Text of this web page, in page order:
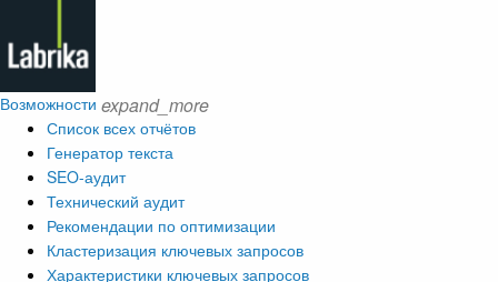
Возможности expand_more
Список всех отчётов
Генератор текста
SEO-аудит
Технический аудит
Рекомендации по оптимизации
Кластеризация ключевых запросов
Характеристики ключевых запросов